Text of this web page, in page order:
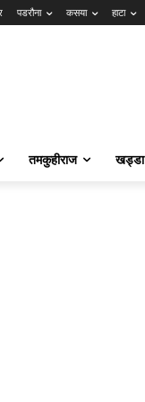
पडरौना कसया हाटा
तमकुहीराज खड्डा